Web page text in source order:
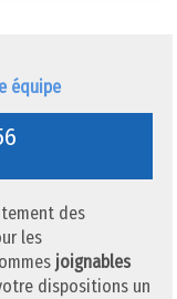
équipe
des
les
joignables
dispositions un